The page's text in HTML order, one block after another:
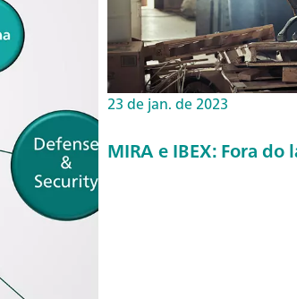
23 de jan. de 2023
MIRA e IBEX: Fora